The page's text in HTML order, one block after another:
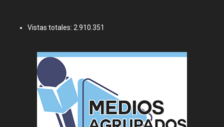
Vistas totales: 2.910.351